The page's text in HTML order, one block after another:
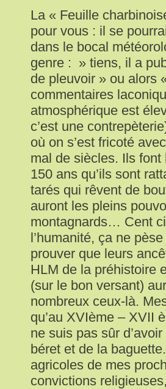
La « Feuille
pour vous : il se
dans le bocal
genre : » tiens, il a
de pleuvoir » ou alors
commentaires
atmosphérique est
c’est une
où on s’est fricoté
mal de siècles. Ils
150 ans qu’ils sont
tarés qui rêvent de
auront les pleins
montagnards… Cent
l’humanité, ça ne
prouver que leurs
HLM de la préhistoire
(sur le bon versant)
nombreux ceux-là.
qu’au XVIème – XVII
ne suis pas sûr
béret et de la
agricoles de mes
convictions